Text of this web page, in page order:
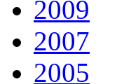
2009
2007
2005